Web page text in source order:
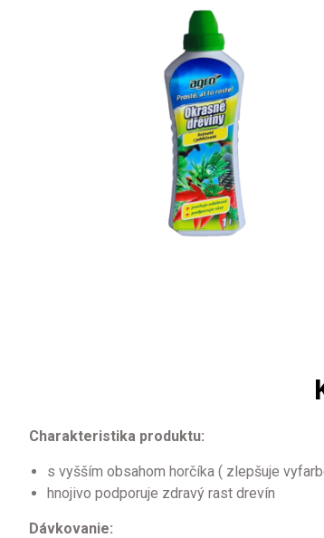
Charakteristika produktu:
s vyšším obsahom horčíka ( zlepšuje
hnojivo podporuje zdravý rast drevín
Dávkovanie: